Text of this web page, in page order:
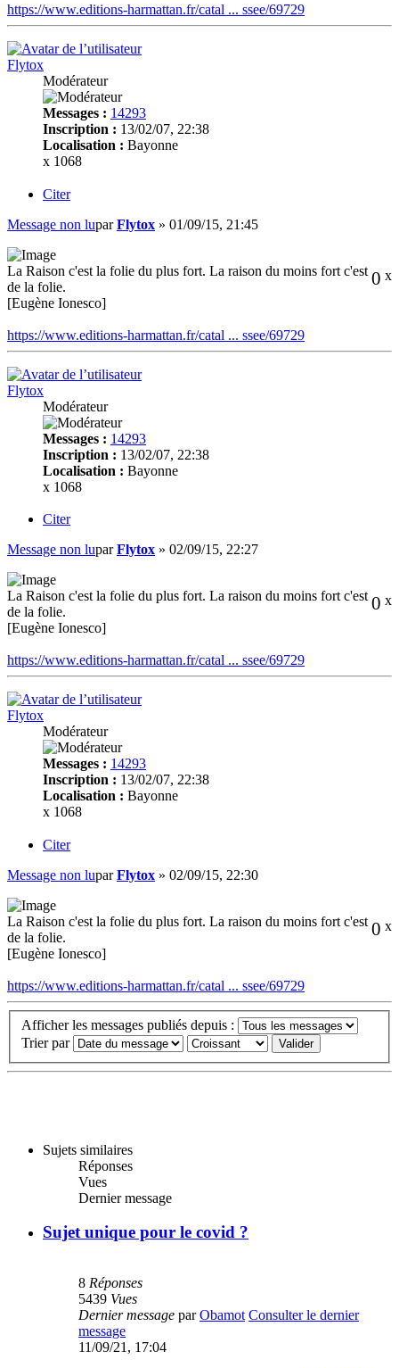
https://www.editions-harmattan.fr/catal ... ssee/69729
Flytox
Modérateur
Messages : 14293
Inscription : 13/02/07, 22:38
Localisation : Bayonne
x 1068
Citer
Message non luparFlytox » 01/09/15, 21:45
0 x
La Raison c'est la folie du plus fort. La raison du moins fort c'est
de la folie.
[Eugène Ionesco]
https://www.editions-harmattan.fr/catal ... ssee/69729
Flytox
Modérateur
Messages : 14293
Inscription : 13/02/07, 22:38
Localisation : Bayonne
x 1068
Citer
Message non luparFlytox » 02/09/15, 22:27
0 x
La Raison c'est la folie du plus fort. La raison du moins fort c'est
de la folie.
[Eugène Ionesco]
https://www.editions-harmattan.fr/catal ... ssee/69729
Flytox
Modérateur
Messages : 14293
Inscription : 13/02/07, 22:38
Localisation : Bayonne
x 1068
Citer
Message non luparFlytox » 02/09/15, 22:30
0 x
La Raison c'est la folie du plus fort. La raison du moins fort c'est
de la folie.
[Eugène Ionesco]
https://www.editions-harmattan.fr/catal ... ssee/69729
Afficher les messages publiés depuis :
Trier par
Sujets similaires
Réponses
Vues
Dernier message
Sujet unique pour le covid ?
8 Réponses
5439 Vues
Dernier message parObamot Consulter le dernier
message
11/09/21, 17:04